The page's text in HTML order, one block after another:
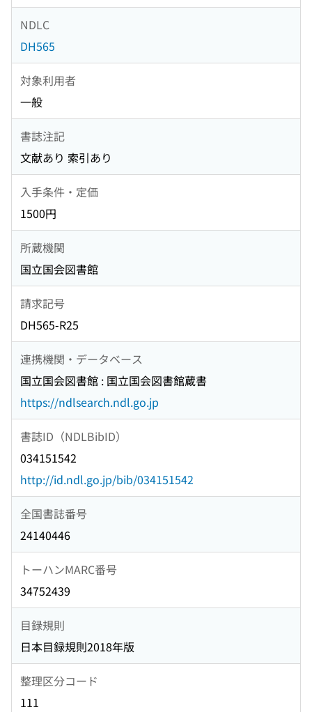
NDLC
DH565
対象利用者
一般
書誌注記
文献あり 索引あり
入手条件・定価
1500円
所蔵機関
国立国会図書館
請求記号
DH565-R25
連携機関・データベース
国立国会図書館 : 国立国会図書館蔵書
https://ndlsearch.ndl.go.jp
書誌ID（NDLBibID）
034151542
http://id.ndl.go.jp/bib/034151542
全国書誌番号
24140446
トーハンMARC番号
34752439
目録規則
日本目録規則2018年版
整理区分コード
111